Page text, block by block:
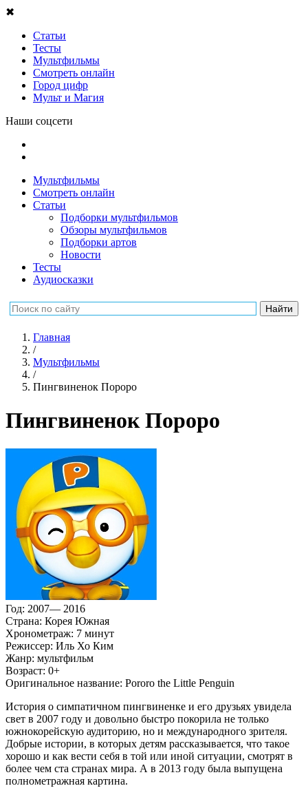
✖
Статьи
Тесты
Мультфильмы
Смотреть онлайн
Город цифр
Мульт и Магия
Наши соцсети
Мультфильмы
Смотреть онлайн
Статьи
Подборки мультфильмов
Обзоры мультфильмов
Подборки артов
Новости
Тесты
Аудиосказки
Главная
/
Мультфильмы
/
Пингвиненок Пороро
Пингвиненок Пороро
Год: 2007— 2016
Страна: Корея Южная
Хронометраж: 7 минут
Режиссер: Иль Хо Ким
Жанр: мультфильм
Возраст: 0+
Оригинальное название: Pororo the Little Penguin
История о симпатичном пингвиненке и его друзьях увидела
свет в 2007 году и довольно быстро покорила не только
южнокорейскую аудиторию, но и международного зрителя.
Добрые истории, в которых детям рассказывается, что такое
хорошо и как вести себя в той или иной ситуации, смотрят в
более чем ста странах мира. А в 2013 году была выпущена
полнометражная картина.